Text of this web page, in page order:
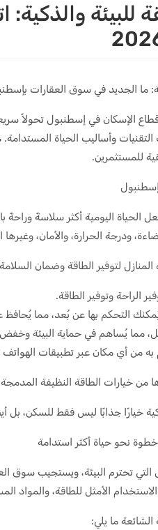
للبيئة
ما الجديد في سوق العقارات بإسطنبول
عام 2026، يشهد قطاع الإسكان في إسطنبول
وأساليب الحياة المستدامة.
للمستثمرين.
الحياة اليومية أكثر سلاسةً وراحةً
ودرجة الحرارة، والأمان،
لتوفير الطاقة وضمان
الراحة وتوفير الطاقة.
التحكم بها عن بُعد، مما يُحافظ
مما يُساهم في حماية البيئة
به من أي مكان عبر تطبيقات الهواتف
من خيارات الطاقة النظيفة
خيارًا جذابًا ليس فقط للسكن، بل
نحو حياة أكثر استدامة
التي تحترم البيئة، ويستجيب سوق
الأمثل للطاقة، والمواد
ما يلي: